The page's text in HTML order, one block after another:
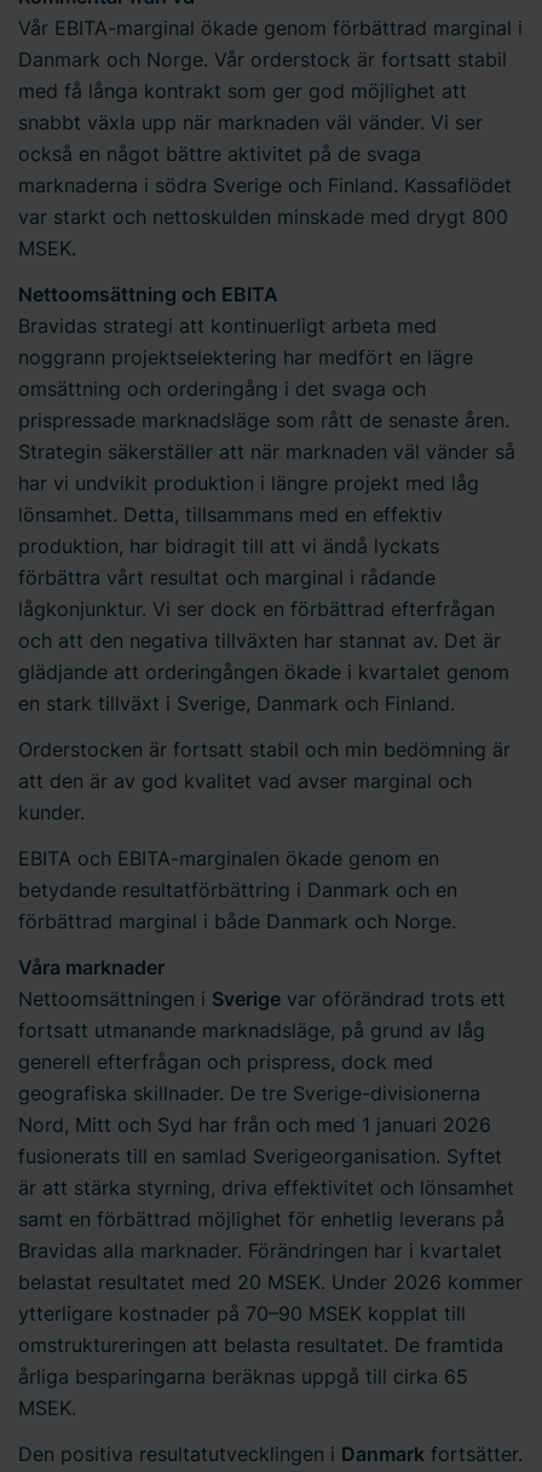
Vår EBITA-marginal ökade genom förbättrad marginal i
Danmark och Norge. Vår orderstock är fortsatt stabil
med få långa kontrakt som ger god möjlighet att
snabbt växla upp när marknaden väl vänder. Vi ser
också en något bättre aktivitet på de svaga
marknaderna i södra Sverige och Finland. Kassaflödet
var starkt och nettoskulden minskade med drygt 800
MSEK.
Nettoomsättning och EBITA
Bravidas strategi att kontinuerligt arbeta med
noggrann projektselektering har medfört en lägre
omsättning och orderingång i det svaga och
prispressade marknadsläge som rått de senaste åren.
Strategin säkerställer att när marknaden väl vänder så
har vi undvikit produktion i längre projekt med låg
lönsamhet. Detta, tillsammans med en effektiv
produktion, har bidragit till att vi ändå lyckats
förbättra vårt resultat och marginal i rådande
lågkonjunktur. Vi ser dock en förbättrad efterfrågan
och att den negativa tillväxten har stannat av. Det är
glädjande att orderingången ökade i kvartalet genom
en stark tillväxt i Sverige, Danmark och Finland.
Orderstocken är fortsatt stabil och min bedömning är
att den är av god kvalitet vad avser marginal och
kunder.
EBITA och EBITA-marginalen ökade genom en
betydande resultatförbättring i Danmark och en
förbättrad marginal i både Danmark och Norge.
Våra marknader
Nettoomsättningen i Sverige var oförändrad trots ett
fortsatt utmanande marknadsläge, på grund av låg
generell efterfrågan och prispress, dock med
geografiska skillnader. De tre Sverige-divisionerna
Nord, Mitt och Syd har från och med 1 januari 2026
fusionerats till en samlad Sverigeorganisation. Syftet
är att stärka styrning, driva effektivitet och lönsamhet
samt en förbättrad möjlighet för enhetlig leverans på
Bravidas alla marknader. Förändringen har i kvartalet
belastat resultatet med 20 MSEK. Under 2026 kommer
ytterligare kostnader på 70–90 MSEK kopplat till
omstruktureringen att belasta resultatet. De framtida
årliga besparingarna beräknas uppgå till cirka 65
MSEK.
Den positiva resultatutvecklingen i Danmark fortsätter.